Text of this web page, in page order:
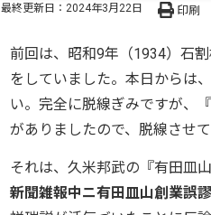
最終更新日： 2024年3月22日 印刷
前回は、昭和9年（1934）石
をしていました。本日からは
い。完全に脱線ぎみですが、
がありましたので、脱線させて
それは、久米邦武の『有田皿
新聞雑報中ニ有田皿山創業誤謬